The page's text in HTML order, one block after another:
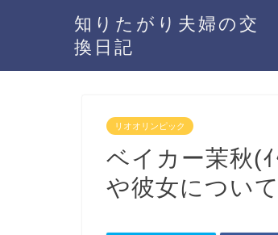
知りたがり夫婦の交
換日記
リオオリンピック
ベイカー茉秋(
や彼女について